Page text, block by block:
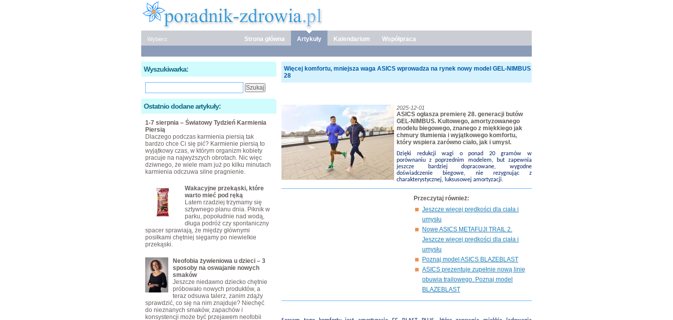
Wybierz: Strona główna Artykuły Kalendarium Współpraca
Więcej komfortu, mniejsza waga ASICS wprowadza na rynek nowy model GEL-NIMBUS
28
2025-12-01
ASICS ogłasza premierę 28. generacji butów
GEL-NIMBUS. Kultowego, amortyzowanego
modelu biegowego, znanego z miękkiego jak
chmury tłumienia i wyjątkowego komfortu,
który wspiera zarówno ciało, jak i umysł.
Dzięki redukcji wagi o ponad 20 gramów w
porównaniu z poprzednim modelem, but zapewnia
jeszcze bardziej dopracowane, wygodne
doświadczenie biegowe, nie rezygnując z
charakterystycznej, luksusowej amortyzacji.
Przeczytaj również:
Jeszcze więcej prędkości dla ciała i
umysłu
Nowe ASICS METAFUJI TRAIL 2.
Jeszcze więcej prędkości dla ciała i
umysłu
Poznaj model ASICS BLAZEBLAST
ASICS prezentuje zupełnie nową linię
obuwia trailowego. Poznaj model
BLAZEBLAST
Wyszukiwarka:
Ostatnio dodane artykuły:
1-7 sierpnia – Światowy Tydzień Karmienia
Piersią
Dlaczego podczas karmienia piersią tak
bardzo chce Ci się pić? Karmienie piersią to
wyjątkowy czas, w którym organizm kobiety
pracuje na najwyższych obrotach. Nic więc
dziwnego, że wiele mam już po kilku minutach
karmienia odczuwa silne pragnienie.
Wakacyjne przekąski, które
warto mieć pod ręką
Latem rzadziej trzymamy się
sztywnego planu dnia. Piknik w
parku, popołudnie nad wodą,
długa podróż czy spontaniczny
spacer sprawiają, że między głównymi
posiłkami chętniej sięgamy po niewielkie
przekąski.
Neofobia żywieniowa u dzieci – 3
sposoby na oswajanie nowych
smaków
Jeszcze niedawno dziecko chętnie
próbowało nowych produktów, a
teraz odsuwa talerz, zanim zdąży
sprawdzić, co się na nim znajduje? Niechęć
do nieznanych smaków, zapachów i
konsystencji może być przejawem neofobii